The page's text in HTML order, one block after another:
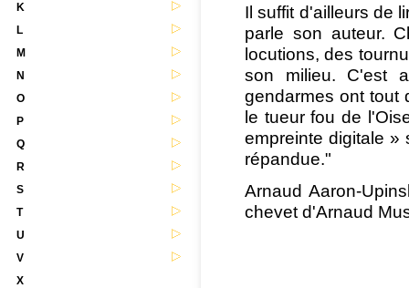
K
L
M
N
O
P
Q
R
S
T
U
V
X
Il suffit d'ailleurs de
parle son auteur.
locutions, des
son milieu. C'est
gendarmes ont tout
le tueur fou de
empreinte digitale »
répandue."
Arnaud Aaron-
chevet d'Arnaud